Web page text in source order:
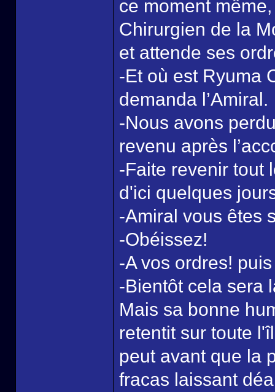
ce moment
Chirurgien de la
et attende ses
-Et où est Ryuma
demanda l’Amiral.
-Nous avons
revenu après
-Faite revenir tout
d'ici quelques
-Amiral vous êtes
-Obéissez!
-A vos ordres!
-Bientôt cela sera
Mais sa bonne
retentit sur toute
peut avant que la
fracas laissant